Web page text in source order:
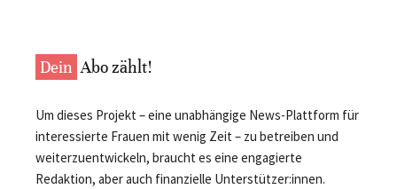
Dein Abo zählt!
Um dieses Projekt – eine unabhängige News-Plattform für
interessierte Frauen mit wenig Zeit – zu betreiben und
weiterzuentwickeln, braucht es eine engagierte
Redaktion, aber auch finanzielle Unterstützer:innen.